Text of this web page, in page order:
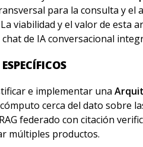
para la consulta y el
viabilidad y el valor de esta
de IA conversacional
ESPECÍFICOS
e implementar una
cerca del dato sobre
federado con citación
múltiples productos.